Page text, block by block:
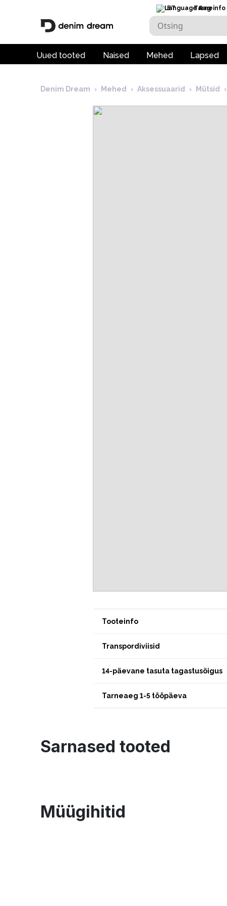
ET Tarneinfo
Uued tooted Naised Mehed Lapsed
Denim Dream › Mehed › Aksessuaarid › Mütsid ›
Tooteinfo
Transpordiviisid
14-päevane tasuta tagastusõigus
Tarneaeg 1-5 tööpäeva
Sarnased tooted
Müügihitid